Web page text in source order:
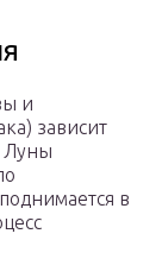
и
зависит
Луны
в